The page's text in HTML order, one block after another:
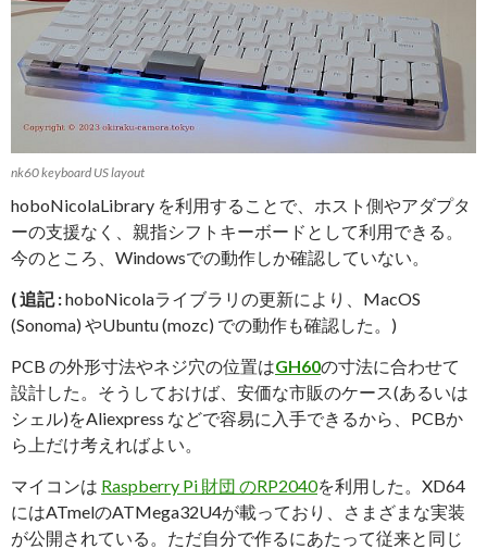
nk60 keyboard US layout
hoboNicolaLibrary を利用することで、ホスト側やアダプタ
ーの支援なく、親指シフトキーボードとして利用できる。
今のところ、Windowsでの動作しか確認していない。
( 追記 :hoboNicolaライブラリの更新により、MacOS
(Sonoma) やUbuntu (mozc) での動作も確認した。)
PCB の外形寸法やネジ穴の位置はGH60の寸法に合わせて
設計した。そうしておけば、安価な市販のケース(あるいは
シェル)をAliexpress などで容易に入手できるから、PCBか
ら上だけ考えればよい。
マイコンは Raspberry Pi 財団 のRP2040を利用した。XD64
にはATmelのATMega32U4が載っており、さまざまな実装
が公開されている。ただ自分で作るにあたって従来と同じ